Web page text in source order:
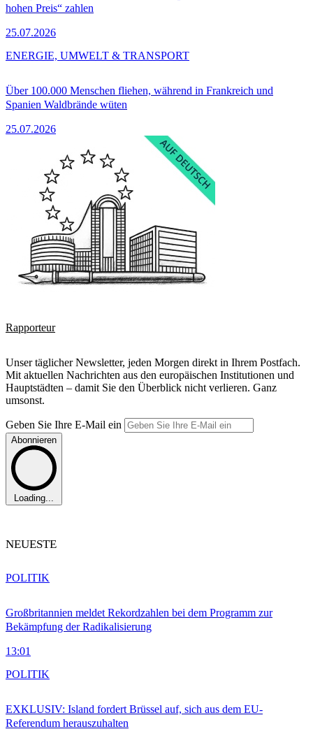
hohen Preis“ zahlen
25.07.2026
Über 100.000 Menschen fliehen, während in Frankreich und
Spanien Waldbrände wüten
25.07.2026
ENERGIE, UMWELT & TRANSPORT
Rapporteur
Unser täglicher Newsletter, jeden Morgen direkt in Ihrem Postfach.
Mit aktuellen Nachrichten aus den europäischen Institutionen und
Hauptstädten – damit Sie den Überblick nicht verlieren. Ganz
umsonst.
Geben Sie Ihre E-Mail ein
Abonnieren
Loading...
NEUESTE
Großbritannien meldet Rekordzahlen bei dem Programm zur
Bekämpfung der Radikalisierung
13:01
POLITIK
EXKLUSIV: Island fordert Brüssel auf, sich aus dem EU-
Referendum herauszuhalten
POLITIK